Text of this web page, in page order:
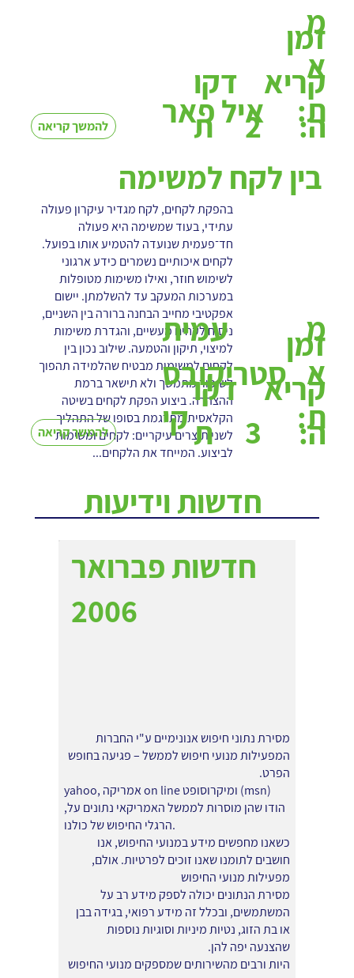
איל פאר
מ
א
ת:
להמשך קריאה
דקו
ת
זמן
קריא
ה:
2
בין לקח למשימה
בהפקת לקחים, לקח מגדיר עיקרון פעולה
עתידי, בעוד שמשימה היא פעולה
חד־פעמית שנועדה להטמיע אותו בפועל.
לקחים איכותיים נשמרים כידע ארגוני
לשימוש חוזר, ואילו משימות מטופלות
במערכות המעקב עד להשלמתן. יישום
אפקטיבי מחייב הבחנה ברורה בין השניים,
ניסוח לקחים מעשיים, והגדרת משימות
למיצוי, תיקון והטמעה. שילוב נכון בין
לקחים למשימות מבטיח שהלמידה תהפוך
לשיפור מתמשך ולא תישאר ברמת
ההצהרה. ביצוע הפקת לקחים בשיטה
הקלאסית מתרגמת בסופו של התהליך
לשני תוצרים עיקריים: לקחים ומשימות
לביצוע. המייחד את הלקחים...
עמית
סטריקובס
קי
מ
א
ת:
להמשך קריאה
דקו
ת
זמן
קריא
ה:
3
חדשות וידיעות
חדשות פברואר
2006
מסירת נתוני חיפוש אנונימיים ע"י החברות
המפעילות מנועי חיפוש לממשל – פגיעה בחופש
הפרט.
yahoo, אמריקה on line ומיקרוסופט (msn)
,הודו שהן מוסרות לממשל האמריקאי נתונים על
הרגלי החיפוש של כולנו.
כשאנו מחפשים מידע במנועי החיפוש, אנו
חושבים לתומנו שאנו זוכים לפרטיות. אולם,
מפעילות מנועי החיפוש
מסירת הנתונים יכולה לספק מידע רב על
המשתמשים, ובכלל זה מידע רפואי, בגידה בבן
או בת הזוג, נטיות מיניות וסוגיות נוספות
שהצנעה יפה להן.
היות ורבים מהשירותים שמספקים מנועי החיפוש